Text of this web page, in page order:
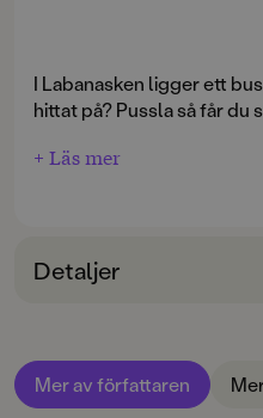
I Labanasken ligger ett
hittat på? Pussla så får du
+ Läs mer
Detaljer
ÅLDERSGRUPP
3-6
Mer av författaren